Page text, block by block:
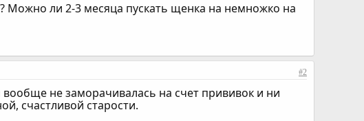
Можно ли 2-3 месяца пускать щенка на немножко на
#2
не заморачивалась на счет прививок и ни
счастливой старости.